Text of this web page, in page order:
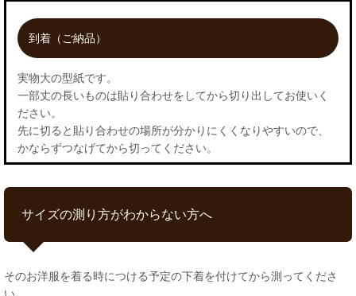
到着（ご納品）
実物大の型紙です。
一部丈の長いものは貼り合わせをしてから切り出してお使いく
ださい。
先に切ると貼り合わせの場所が分かりにくくなりやすいので、
かならずつなげてから切ってください。
サイズの測り方がわからない方へ
そのお洋服を着る時につける予定の下着を付けてから測ってくださ